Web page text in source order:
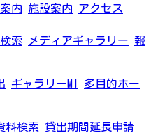
内 施設案内 アクセス
索 メディアギャラリー 報
ギャラリーMI
多目的ホー
料検索
貸出期間延長申請